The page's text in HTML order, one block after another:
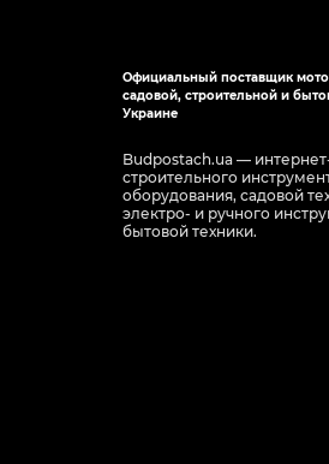
Официальный поставщик
садовой, строительной и
Украине
Budpostach.ua —
строительного
оборудования, садовой
электро- и ручного
бытовой техники.